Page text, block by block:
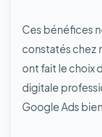
Ces bénéfices
constatés chez
ont fait le choix
digitale
Google Ads